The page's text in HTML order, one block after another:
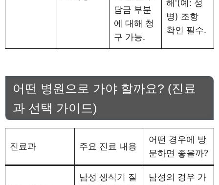
담금 부분
에 대해 청
구 가능.
해'(예: 성
병) 조항
확인 필수.
어떤 병원으로 가야 할까요? (진료
과 선택 가이드)
진료과 주요 진료 내용
어떤 경우에 방
문하면 좋을까?
남성 생식기 질
남성의 경우 가